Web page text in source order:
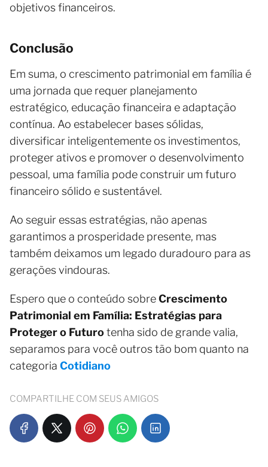
objetivos financeiros.
Conclusão
Em suma, o crescimento patrimonial em família é
uma jornada que requer planejamento
estratégico, educação financeira e adaptação
contínua. Ao estabelecer bases sólidas,
diversificar inteligentemente os investimentos,
proteger ativos e promover o desenvolvimento
pessoal, uma família pode construir um futuro
financeiro sólido e sustentável.
Ao seguir essas estratégias, não apenas
garantimos a prosperidade presente, mas
também deixamos um legado duradouro para as
gerações vindouras.
Espero que o conteúdo sobreCrescimento
Patrimonial em Família: Estratégias para
Proteger o Futurotenha sido de grande valia,
separamos para você outros tão bom quanto na
categoria Cotidiano
COMPARTILHE COM SEUS AMIGOS